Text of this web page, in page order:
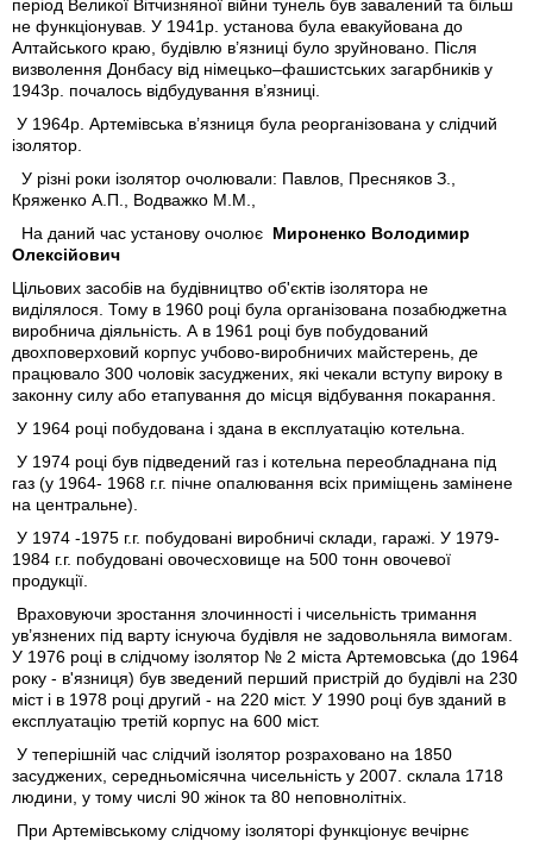
період Великої Вітчизняної війни тунель був завалений та більш
не функціонував. У 1941р. установа була евакуйована до
Алтайського краю, будівлю в’язниці було зруйновано. Після
визволення Донбасу від німецько–фашистських загарбників у
1943р. почалось відбудування в’язниці.
У 1964р. Артемівська в’язниця була реорганізована у слідчий
ізолятор.
У різні роки ізолятор очолювали: Павлов, Пресняков З.,
Кряженко А.П., Водважко М.М.,
На даний час установу очолює Мироненко Володимир
Олексійович
Цільових засобів на будівництво об'єктів ізолятора не
виділялося. Тому в 1960 році була організована позабюджетна
виробнича діяльність. А в 1961 році був побудований
двохповерховий корпус учбово-виробничих майстерень, де
працювало 300 чоловік засуджених, які чекали вступу вироку в
законну силу або етапування до місця відбування покарання.
У 1964 році побудована і здана в експлуатацію котельна.
У 1974 році був підведений газ і котельна переобладнана під
газ (у 1964- 1968 г.г. пічне опалювання всіх приміщень замінене
на центральне).
У 1974 -1975 г.г. побудовані виробничі склади, гаражі. У 1979-
1984 г.г. побудовані овочесховище на 500 тонн овочевої
продукції.
Враховуючи зростання злочинності і чисельність тримання
ув’язнених під варту існуюча будівля не задовольняла вимогам.
У 1976 році в слідчому ізолятор № 2 міста Артемовська (до 1964
року - в'язниця) був зведений перший пристрій до будівлі на 230
міст і в 1978 році другий - на 220 міст. У 1990 році був зданий в
експлуатацію третій корпус на 600 міст.
У теперішній час слідчий ізолятор розраховано на 1850
засуджених, середньомісячна чисельність у 2007. склала 1718
людини, у тому числі 90 жінок та 80 неповнолітніх.
При Артемівському слідчому ізоляторі функціонує вечірнє